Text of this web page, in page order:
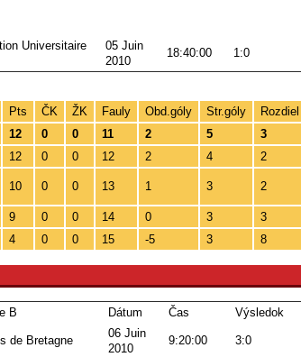
Universitaire
05 Juin
2010
18:40:00 1:0
Pts ČK ŽK Fauly Obd.góly Str.góly
Rozdiel
12 0 0 11 2 5
3
12 0 0 12 2 4 2
10 0 0 13 1 3 2
9 0 0 14 0 3
3
4 0 0 15 -5 3 8
B Dátum Čas Výsledok
de Bretagne
06 Juin
2010
9:20:00 3:0